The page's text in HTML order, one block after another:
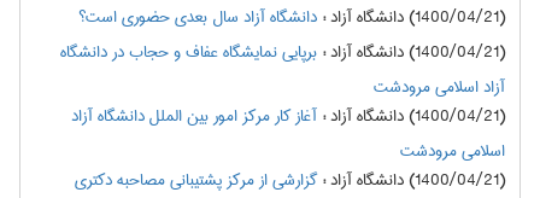
(1400/04/21) دانشگاه آزاد
:دانشگاه آزاد سال بعدی حضوری است؟
(1400/04/21) دانشگاه آزاد
:برپایی نمایشگاه عفاف و حجاب در دانشگاه
آزاد اسلامی مرودشت
(1400/04/21) دانشگاه آزاد
:آغاز کار مرکز امور بین الملل دانشگاه آزاد
اسلامی مرودشت
(1400/04/21) دانشگاه آزاد
:گزارشی از مرکز پشتیبانی مصاحبه دکتری